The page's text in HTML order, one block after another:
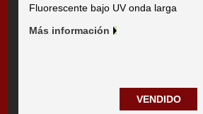
Fluorescente bajo UV onda larga
Más información
VENDIDO